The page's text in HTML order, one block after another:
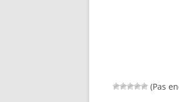
(Pas